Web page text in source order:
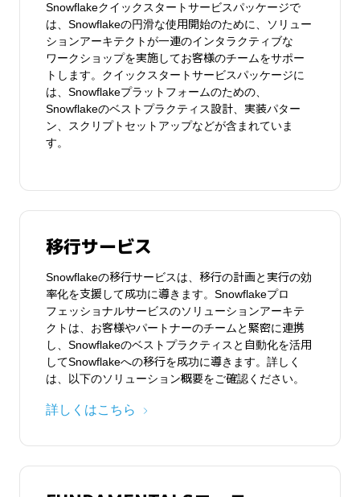
Snowflakeクイックスタートサービスパッケージで
は、Snowflakeの円滑な使用開始のために、ソリュー
ションアーキテクトが一連のインタラクティブな
ワークショップを実施してお客様のチームをサポー
トします。クイックスタートサービスパッケージに
は、Snowflakeプラットフォームのための、
Snowflakeのベストプラクティス設計、実装パター
ン、スクリプトセットアップなどが含まれていま
す。
移行サービス
Snowflakeの移行サービスは、移行の計画と実行の効
率化を支援して成功に導きます。Snowflakeプロ
フェッショナルサービスのソリューションアーキテ
クトは、お客様やパートナーのチームと緊密に連携
し、Snowflakeのベストプラクティスと自動化を活用
してSnowflakeへの移行を成功に導きます。詳しく
は、以下のソリューション概要をご確認ください。
詳しくはこちら
高度なデータ保護を実現しながら、境界のない大規
模なデータの共有と利用が可能になります。
センター・オブ・エクセレンス
（COE）
セス、テクノロジーの標準を確立します。
ADVANCEDコース
この3日間のコースでは、Snowflakeのクラウドデー
タプラットフォームにおける、データ移動、パ
フォーマンス、セキュリティ、アジャイル開発、
とベストプラクティスについて解説します。この上
トレーニングに登録する
Snowflakeのパワーを活用して、ネイティブアプリ
ケーションを構築できます。
AI/ML
まり、AI、ML、LLMを活用します。
NEW FEATURESコース
この1日間の集中型のワークショップでは、
Snowflakeのスキルの幅を広げ、プラットフォームに
関する実践的な知識を蓄積できます。過去12か月以
導入された機能を、深く体験できる機会となってい
ボ、ディスカッションで構成されています。